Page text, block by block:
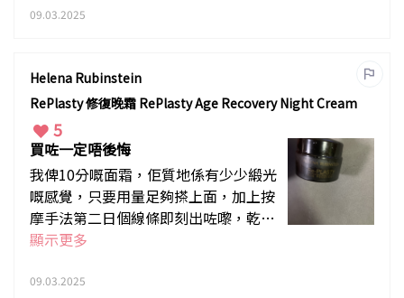
09.03.2025
Helena Rubinstein
RePlasty 修復晚霜 RePlasty Age Recovery Night Cream
5
買咗一定唔後悔
我俾10分嘅面霜，佢質地係有少少緞光
嘅感覺，只要用量足夠搽上面，加上按
摩手法第二日個線條即刻出咗嚟，乾紋
即刻消失，而皺紋亦都可以減淡。而且
1
顯示更多
09.03.2025